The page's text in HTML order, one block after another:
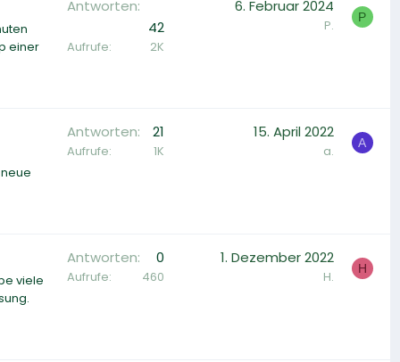
einer
Antworten
42
Aufrufe 2K
6. Februar 2024
P. P
Antworten 21
Aufrufe 1K
15. April 2022
a. A
viele
Antworten 0
Aufrufe 460
1. Dezember 2022
H. H